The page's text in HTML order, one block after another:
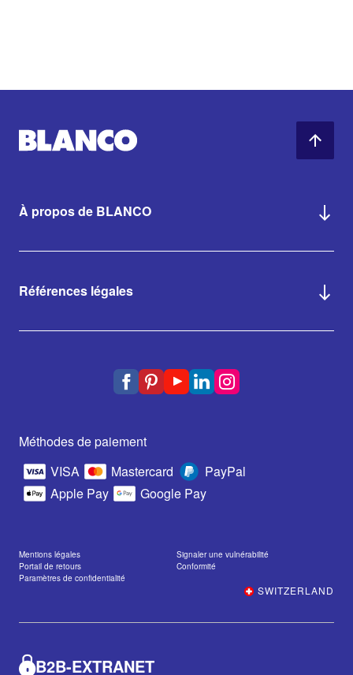
À propos de BLANCO
Références légales
Méthodes de paiement
VISA
Mastercard
PayPal
Apple Pay
Google Pay
Mentions légales
Signaler une vulnérabilité
Portail de retours
Conformité
Paramètres de confidentialité
SWITZERLAND
B2B-EXTRANET